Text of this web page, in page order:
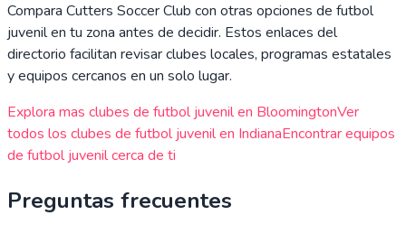
Compara Cutters Soccer Club con otras opciones de futbol
juvenil en tu zona antes de decidir. Estos enlaces del
directorio facilitan revisar clubes locales, programas estatales
y equipos cercanos en un solo lugar.
Explora mas clubes de futbol juvenil en BloomingtonVer
todos los clubes de futbol juvenil en IndianaEncontrar equipos
de futbol juvenil cerca de ti
Preguntas frecuentes